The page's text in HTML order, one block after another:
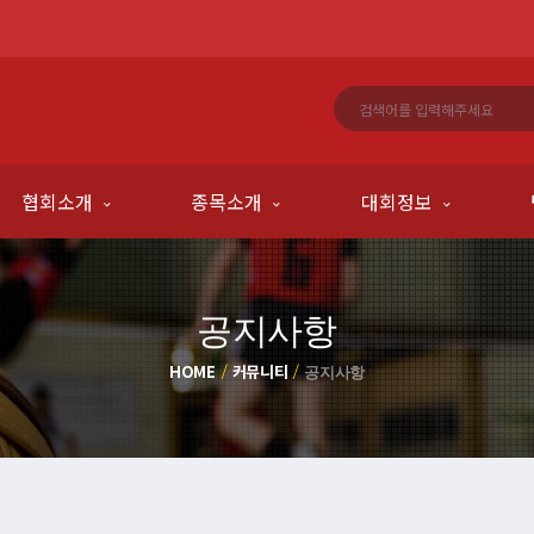
협회소개 종목소개 대회정보
공지사항
HOME 커뮤니티 공지사항